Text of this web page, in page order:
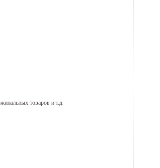
товаров и т.д.